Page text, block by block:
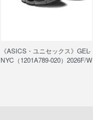
《ASICS・ユニセックス》GEL-
NYC（1201A789-020）2026F/W